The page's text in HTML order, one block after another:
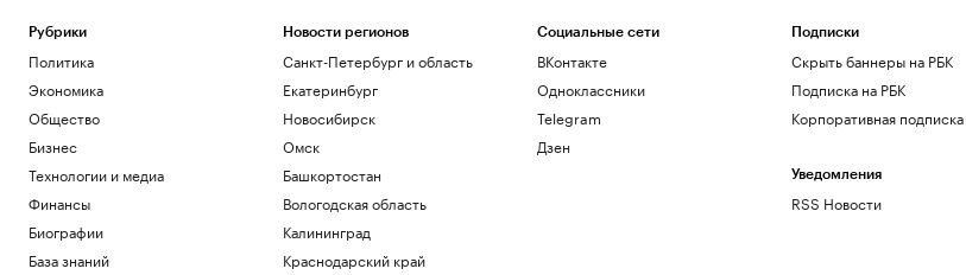
Рубрики
Политика
Экономика
Общество
Бизнес
Технологии и медиа
Финансы
Биографии
База знаний
Новости регионов
Санкт-Петербург и область
Екатеринбург
Новосибирск
Омск
Башкортостан
Вологодская область
Калининград
Краснодарский край
Социальные сети
ВКонтакте
Одноклассники
Telegram
Дзен
Подписки
Скрыть баннеры на РБК
Подписка на РБК
Корпоративная подписка
Уведомления
RSS Новости